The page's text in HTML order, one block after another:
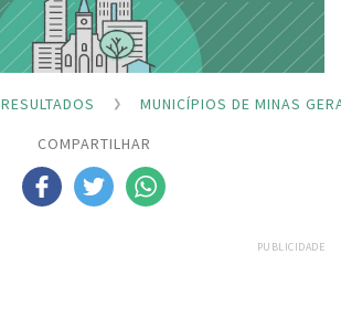
RESULTADOS
MUNICÍPIOS DE MINAS
COMPARTILHAR
PUBLICIDADE